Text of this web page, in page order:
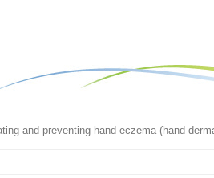
and preventing hand eczema (hand